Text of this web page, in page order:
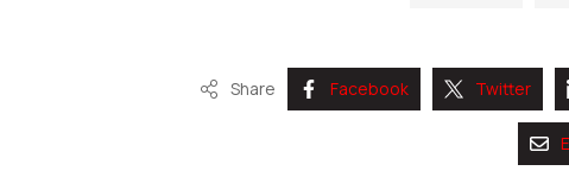
Share Facebook Twitter